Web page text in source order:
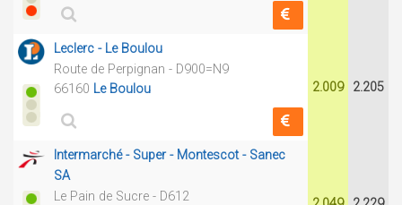
Leclerc - Le Boulou
Route de Perpignan - D900=N9
66160 Le Boulou 2.009 2.205
Intermarché - Super - Montescot - Sanec
SA
Le Pain de Sucre - D612